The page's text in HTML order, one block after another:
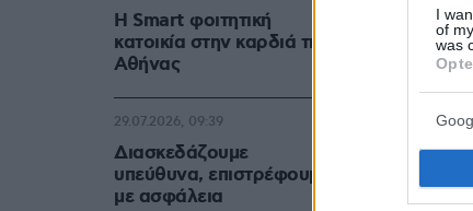
I
of
was
Η Smart φοιτητική
κατοικία στην καρδιά της
Αθήνας
Διασκεδάζουμε
υπεύθυνα, επιστρέφουμε
με ασφάλεια
29.07.2026, 09:39